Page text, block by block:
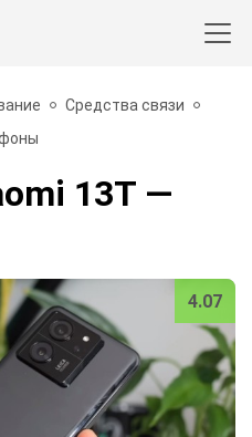
Средства связи
13T —
4.07